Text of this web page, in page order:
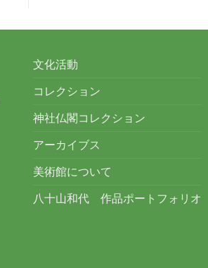
文化活動
コレクション
神社仏閣コレクション
アーカイブス
美術館について
八十山和代 作品ポートフォリオ